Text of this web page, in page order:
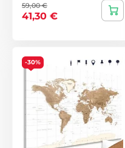
59,00 €
41,30 €
-30%